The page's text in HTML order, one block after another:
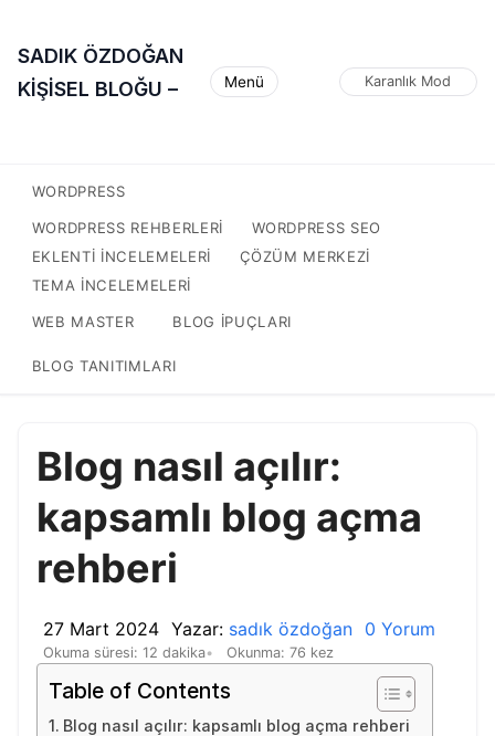
SADIK ÖZDOĞAN
KİŞİSEL BLOĞU –
Menü Karanlık Mod
WORDPRESS
WORDPRESS REHBERLERI
WORDPRESS SEO
EKLENTI INCELEMELERI
ÇÖZÜM MERKEZI
TEMA INCELEMELERI
WEB MASTER BLOG IPUÇLARI
BLOG TANITIMLARI
Blog nasıl açılır:
kapsamlı blog açma
rehberi
27 Mart 2024 Yazar: sadık özdoğan 0 Yorum
Okuma süresi: 12 dakika Okunma: 76 kez
Table of Contents
Blog nasıl açılır: kapsamlı blog açma rehberi